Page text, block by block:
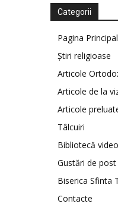
Categorii
Pagina
Știri religioase
Articole
Articole de la
Articole
Tâlcuiri
Bibliotecă video
Gustări de post
Biserica Sfinta
Contacte